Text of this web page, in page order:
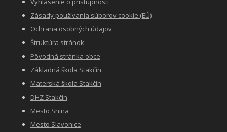
Zásady používania súborov cookie (EÚ)
Ochrana osobných údajov
Štruktúra stránok
Pôvodná stránka obce
Základná škola Stakčín
Materská škola Stakčín
DHZ Stakčín
Mesto Snina
Mesto Slavonice